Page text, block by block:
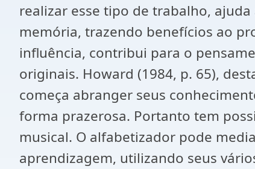
realizar esse tipo de trabalho,
memória, trazendo benefícios ao
influência, contribui para o
originais. Howard (1984, p. 65),
começa abranger seus
forma prazerosa. Portanto tem
musical. O alfabetizador pode
aprendizagem, utilizando seus